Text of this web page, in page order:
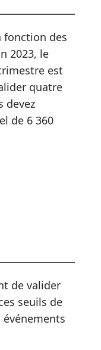
fonction des
2023, le
est
quatre
devez
de 6 360
de valider
seuils de
événements